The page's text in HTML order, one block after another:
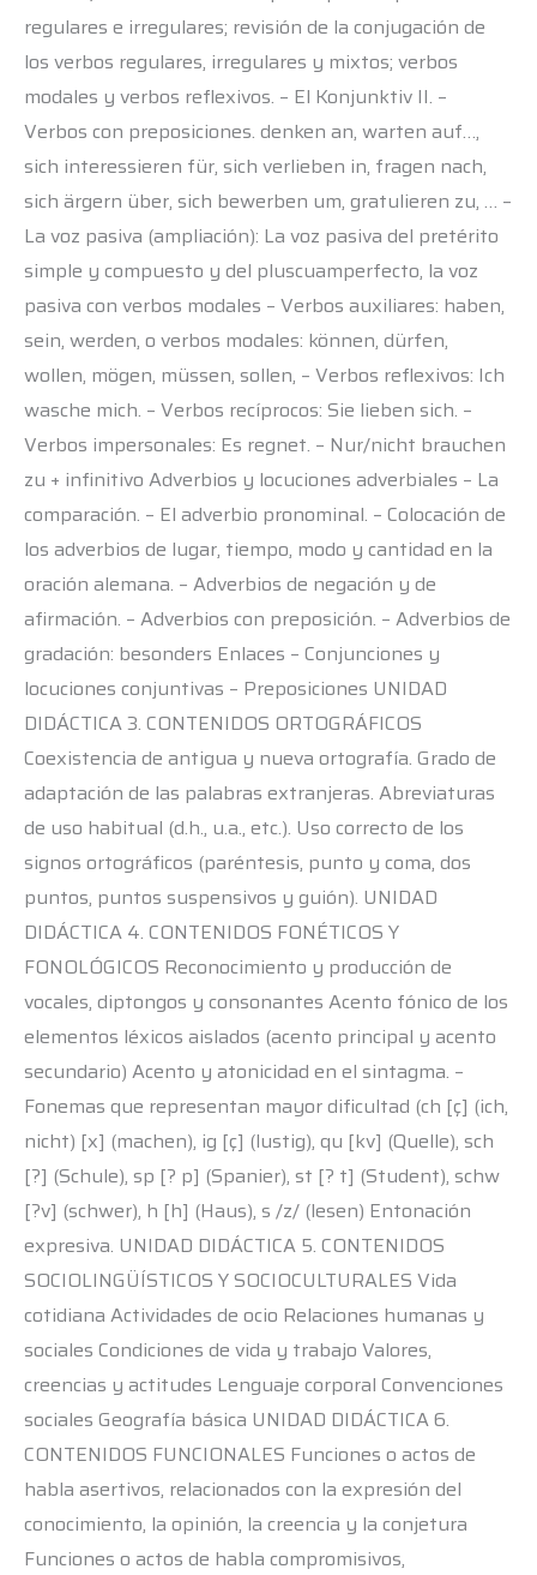
regulares e irregulares; revisión de la conjugación de
los verbos regulares, irregulares y mixtos; verbos
modales y verbos reflexivos. – El Konjunktiv II. –
Verbos con preposiciones. denken an, warten auf…,
sich interessieren für, sich verlieben in, fragen nach,
sich ärgern über, sich bewerben um, gratulieren zu, … –
La voz pasiva (ampliación): La voz pasiva del pretérito
simple y compuesto y del pluscuamperfecto, la voz
pasiva con verbos modales – Verbos auxiliares: haben,
sein, werden, o verbos modales: können, dürfen,
wollen, mögen, müssen, sollen, – Verbos reflexivos: Ich
wasche mich. – Verbos recíprocos: Sie lieben sich. –
Verbos impersonales: Es regnet. – Nur/nicht brauchen
zu + infinitivo Adverbios y locuciones adverbiales – La
comparación. – El adverbio pronominal. – Colocación de
los adverbios de lugar, tiempo, modo y cantidad en la
oración alemana. – Adverbios de negación y de
afirmación. – Adverbios con preposición. – Adverbios de
gradación: besonders Enlaces – Conjunciones y
locuciones conjuntivas – Preposiciones UNIDAD
DIDÁCTICA 3. CONTENIDOS ORTOGRÁFICOS
Coexistencia de antigua y nueva ortografía. Grado de
adaptación de las palabras extranjeras. Abreviaturas
de uso habitual (d.h., u.a., etc.). Uso correcto de los
signos ortográficos (paréntesis, punto y coma, dos
puntos, puntos suspensivos y guión). UNIDAD
DIDÁCTICA 4. CONTENIDOS FONÉTICOS Y
FONOLÓGICOS Reconocimiento y producción de
vocales, diptongos y consonantes Acento fónico de los
elementos léxicos aislados (acento principal y acento
secundario) Acento y atonicidad en el sintagma. –
Fonemas que representan mayor dificultad (ch [ç] (ich,
nicht) [x] (machen), ig [ç] (lustig), qu [kv] (Quelle), sch
[?] (Schule), sp [? p] (Spanier), st [? t] (Student), schw
[?v] (schwer), h [h] (Haus), s /z/ (lesen) Entonación
expresiva. UNIDAD DIDÁCTICA 5. CONTENIDOS
SOCIOLINGÜÍSTICOS Y SOCIOCULTURALES Vida
cotidiana Actividades de ocio Relaciones humanas y
sociales Condiciones de vida y trabajo Valores,
creencias y actitudes Lenguaje corporal Convenciones
sociales Geografía básica UNIDAD DIDÁCTICA 6.
CONTENIDOS FUNCIONALES Funciones o actos de
habla asertivos, relacionados con la expresión del
conocimiento, la opinión, la creencia y la conjetura
Funciones o actos de habla compromisivos,